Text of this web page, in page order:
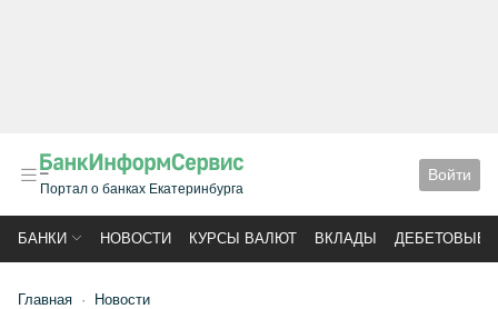
Портал о банках Екатеринбурга
Войти
БАНКИ НОВОСТИ КУРСЫ ВАЛЮТ ВКЛАДЫ ДЕБЕТОВЫЕ
Главная Новости